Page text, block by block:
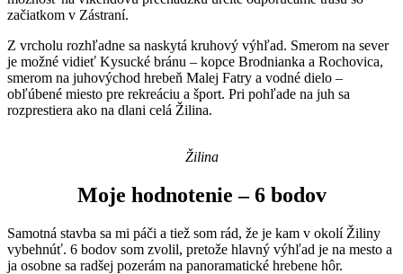
začiatkom v Zástraní.
Z vrcholu rozhľadne sa naskytá kruhový výhľad. Smerom na sever
je možné vidieť Kysucké bránu – kopce Brodnianka a Rochovica,
smerom na juhovýchod hrebeň Malej Fatry a vodné dielo –
obľúbené miesto pre rekreáciu a šport. Pri pohľade na juh sa
rozprestiera ako na dlani celá Žilina.
Žilina
Moje hodnotenie – 6 bodov
Samotná stavba sa mi páči a tiež som rád, že je kam v okolí Žiliny
vybehnúť. 6 bodov som zvolil, pretože hlavný výhľad je na mesto a
ja osobne sa radšej pozerám na panoramatické hrebene hôr.